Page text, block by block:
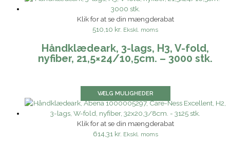
Klik for at se din mængderabat
510,10 kr. Ekskl. moms
Håndklædeark, 3-lags, H3, V-fold,
nyfiber, 21,5×24/10,5cm. – 3000 stk.
VÆLG MULIGHEDER
Klik for at se din mængderabat
614,31 kr. Ekskl. moms